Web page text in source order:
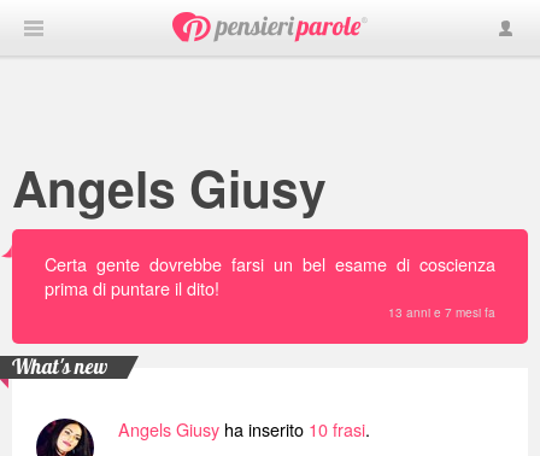
Angels Giusy
Certa gente dovrebbe farsi un bel esame di coscienza
prima di puntare il dito!
13 anni e 7 mesi fa
What's new
Angels Giusy ha inserito 10 frasi.